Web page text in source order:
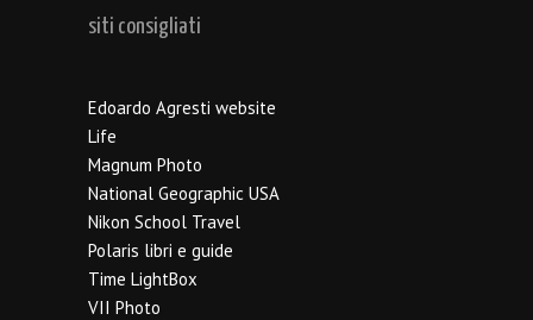
siti consigliati
Edoardo Agresti website
Life
Magnum Photo
National Geographic USA
Nikon School Travel
Polaris libri e guide
Time LightBox
VII Photo